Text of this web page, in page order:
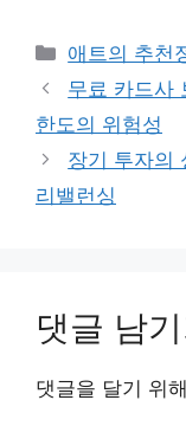
카
테
리
애트의 추천
무료 카드사
한도의 위험성
장기 투자의
리밸런싱
댓글 남
댓글을 달기 위